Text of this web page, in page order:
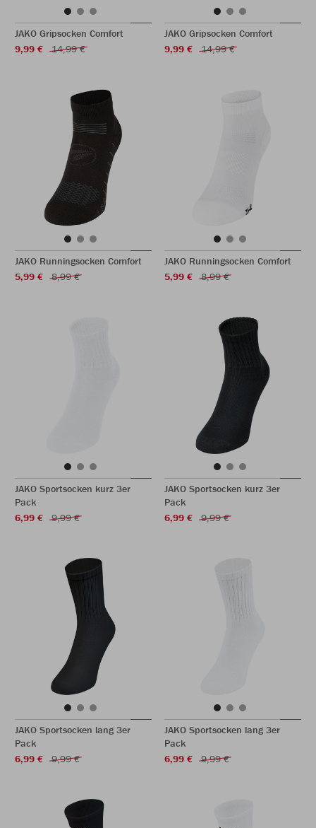
JAKO Gripsocken Comfort
9,99 €
14,99 €
JAKO Gripsocken Comfort
9,99 €
14,99 €
JAKO Runningsocken Comfort
5,99 €
8,99 €
JAKO Runningsocken Comfort
5,99 €
8,99 €
JAKO Sportsocken kurz 3er
Pack
6,99 €
9,99 €
JAKO Sportsocken kurz 3er
Pack
6,99 €
9,99 €
JAKO Sportsocken lang 3er
Pack
6,99 €
9,99 €
JAKO Sportsocken lang 3er
Pack
6,99 €
9,99 €